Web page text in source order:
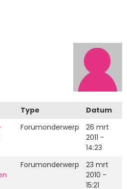
Type
Datum
Forumonderwerp
26 mrt
2011 -
14:23
Forumonderwerp
23 mrt
2010 -
15:21